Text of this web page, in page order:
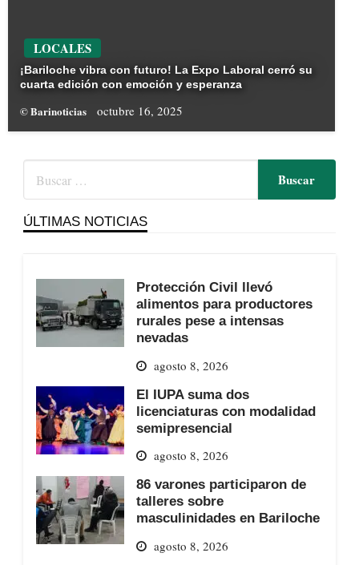
LOCALES
¡Bariloche vibra con futuro! La Expo Laboral cerró su
cuarta edición con emoción y esperanza
© Barinoticias octubre 16, 2025
ÚLTIMAS NOTICIAS
Protección Civil llevó
alimentos para productores
rurales pese a intensas
nevadas
agosto 8, 2026
El IUPA suma dos
licenciaturas con modalidad
semipresencial
agosto 8, 2026
86 varones participaron de
talleres sobre
masculinidades en Bariloche
agosto 8, 2026